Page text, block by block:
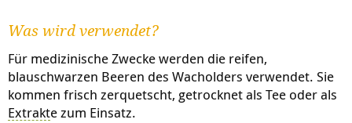
Was wird verwendet?
Für medizinische Zwecke werden die reifen,
blauschwarzen Beeren des Wacholders verwendet. Sie
kommen frisch zerquetscht, getrocknet als Tee oder als
Extrakte zum Einsatz.